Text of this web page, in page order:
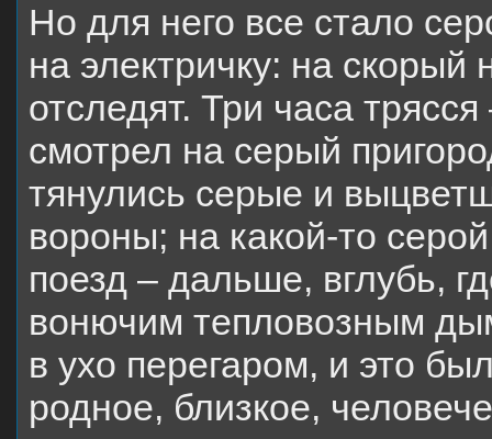
Но для него все стало
на электричку: на
отследят. Три часа
смотрел на серый
тянулись серые и
вороны; на какой-то
поезд – дальше, вглубь,
вонючим тепловозным
в ухо перегаром, и это
родное, близкое,